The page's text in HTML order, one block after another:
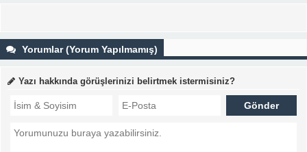
Yorumlar (Yorum Yapılmamış)
Yazı hakkında görüşlerinizi belirtmek istermisiniz?